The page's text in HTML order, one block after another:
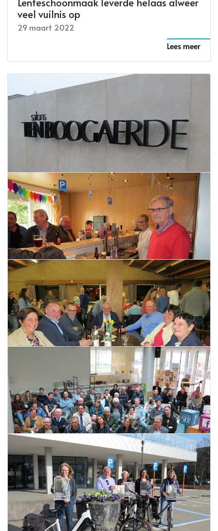
veel vuilnis op
29 maart 2022
Lees meer
Ontdek hoe je feesten moet tijdens de
Lentebeurs van Ten Boogaerde op 2 april
28 maart 2022
Lees meer
Laatste werkdag
28 maart 2022
Lees meer
Lentehappening
28 maart 2022
Lees meer
50 jaar VK Postboys
28 maart 2022
Lees meer